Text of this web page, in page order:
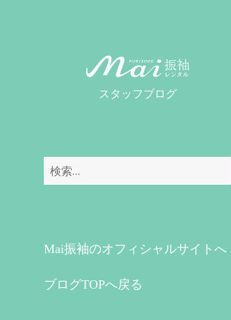
Mai
スタッフブログ
検
Mai振袖のオフィシャルサイトへ
ブログTOPへ戻る